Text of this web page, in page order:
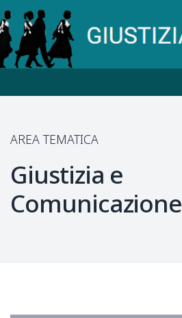
AREA TEMATICA
Giustizia e
Comunicazione